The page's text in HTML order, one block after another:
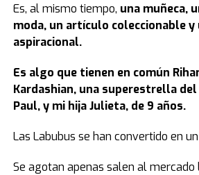
Es, al mismo tiempo, una muñeca,
moda, un artículo coleccionable y
aspiracional.
Es algo que tienen en común
Kardashian, una superestrella del
Paul, y mi hija Julieta, de 9 años.
Las Labubus se han convertido en
Se agotan apenas salen al mercado